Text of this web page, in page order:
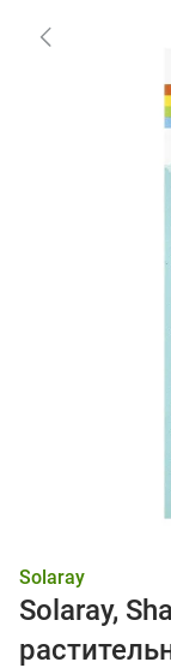
Solaray
Solaray,